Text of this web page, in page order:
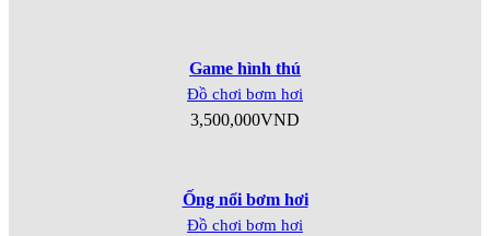
Game hình thú
Đồ chơi bơm hơi
3,500,000VND
Ống nổi bơm hơi
Đồ chơi bơm hơi